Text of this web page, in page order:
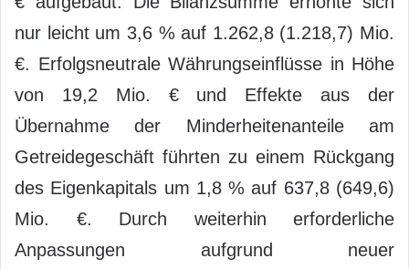
nur leicht um 3,6 % auf 1.262,8 (1.218,7) Mio.
€. Erfolgsneutrale Währungseinflüsse in Höhe
von 19,2 Mio. € und Effekte aus der
Übernahme der Minderheitenanteile am
Getreidegeschäft führten zu einem Rückgang
des Eigenkapitals um 1,8 % auf 637,8 (649,6)
Mio. €. Durch weiterhin erforderliche
Anpassungen aufgrund neuer